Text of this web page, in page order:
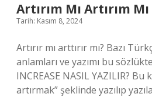
Artırım Mı Artırım Mı
Tarih: Kasım 8, 2024
Artırır mı arttırır mı? Bazı
anlamları ve yazımı bu
INCREASE NASIL YAZILIR?
artırmak” şeklinde yazılıp